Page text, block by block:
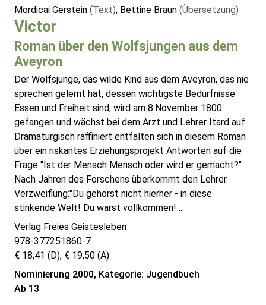
Mordicai Gerstein (Text), Bettine Braun (Übersetzung)
Victor
Roman über den Wolfsjungen aus dem
Aveyron
Der Wolfsjunge, das wilde Kind aus dem Aveyron, das nie
sprechen gelernt hat, dessen wichtigste Bedürfnisse
Essen und Freiheit sind, wird am 8.November 1800
gefangen und wächst bei dem Arzt und Lehrer Itard auf.
Dramaturgisch raffiniert entfalten sich in diesem Roman
über ein riskantes Erziehungsprojekt Antworten auf die
Frage "Ist der Mensch Mensch oder wird er gemacht?"
Nach Jahren des Forschens überkommt den Lehrer
Verzweiflung:"Du gehörst nicht hierher - in diese
stinkende Welt! Du warst vollkommen! ...
Verlag Freies Geistesleben
978-377251860-7
€ 18,41 (D), € 19,50 (A)
Nominierung 2000, Kategorie: Jugendbuch
Ab 13